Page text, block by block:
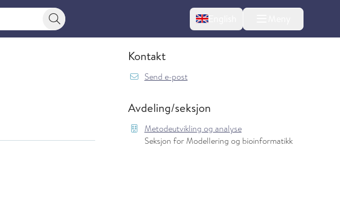
Søkeknapp English
Kontakt
Send e-post{model.translations.sendEmailTo}
Avdeling/seksjon
Metodeutvikling og analyse
Seksjon for Modellering og bioinformatikk